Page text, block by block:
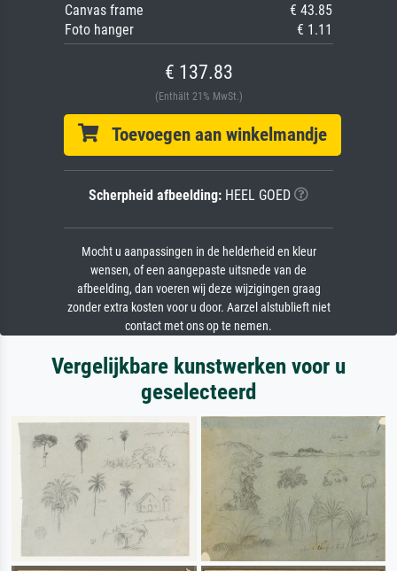
Canvas frame
€ 43.85
Foto hanger
€ 1.11
€ 137.83
(Enthält 21% MwSt.)
Toevoegen aan winkelmandje
Scherpheid afbeelding: HEEL GOED
Mocht u aanpassingen in de helderheid en kleur
wensen, of een aangepaste uitsnede van de
afbeelding, dan voeren wij deze wijzigingen graag
zonder extra kosten voor u door. Aarzel alstublieft niet
contact met ons op te nemen.
Vergelijkbare kunstwerken voor u
geselecteerd